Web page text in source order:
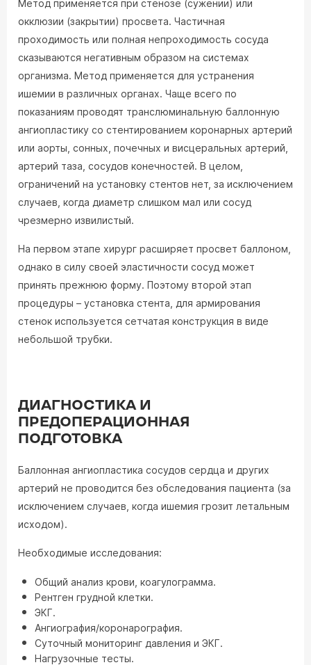
Метод применяется при стенозе (сужении) или
окклюзии (закрытии) просвета. Частичная
проходимость или полная непроходимость сосуда
сказываются негативным образом на системах
организма. Метод применяется для устранения
ишемии в различных органах. Чаще всего по
показаниям проводят транслюминальную баллонную
ангиопластику со стентированием коронарных артерий
или аорты, сонных, почечных и висцеральных артерий,
артерий таза, сосудов конечностей. В целом,
ограничений на установку стентов нет, за исключением
случаев, когда диаметр слишком мал или сосуд
чрезмерно извилистый.
На первом этапе хирург расширяет просвет баллоном,
однако в силу своей эластичности сосуд может
принять прежнюю форму. Поэтому второй этап
процедуры – установка стента, для армирования
стенок используется сетчатая конструкция в виде
небольшой трубки.
ДИАГНОСТИКА И
ПРЕДОПЕРАЦИОННАЯ
ПОДГОТОВКА
Баллонная ангиопластика сосудов сердца и других
артерий не проводится без обследования пациента (за
исключением случаев, когда ишемия грозит летальным
исходом).
Необходимые исследования:
Общий анализ крови, коагулограмма.
Рентген грудной клетки.
ЭКГ.
Ангиография/коронарография.
Суточный мониторинг давления и ЭКГ.
Нагрузочные тесты.